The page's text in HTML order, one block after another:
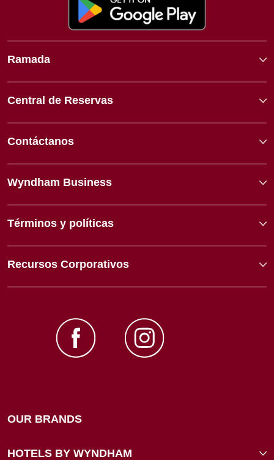
Ramada
Central de Reservas
Contáctanos
Wyndham Business
Términos y políticas
Recursos Corporativos
OUR BRANDS
HOTELS BY WYNDHAM